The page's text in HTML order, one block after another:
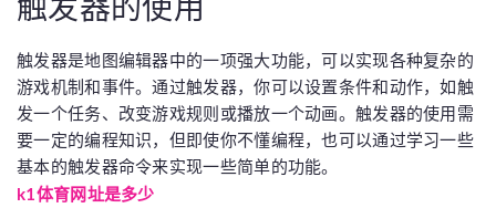
触发器是地图编辑器中的一项强大功能，可以实现各种复杂的
游戏机制和事件。通过触发器，你可以设置条件和动作，如触
发一个任务、改变游戏规则或播放一个动画。触发器的使用需
要一定的编程知识，但即使你不懂编程，也可以通过学习一些
基本的触发器命令来实现一些简单的功能。
k1体育网址是多少